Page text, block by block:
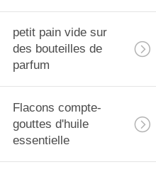
petit pain vide sur
des bouteilles de
parfum
Flacons compte-
gouttes d'huile
essentielle